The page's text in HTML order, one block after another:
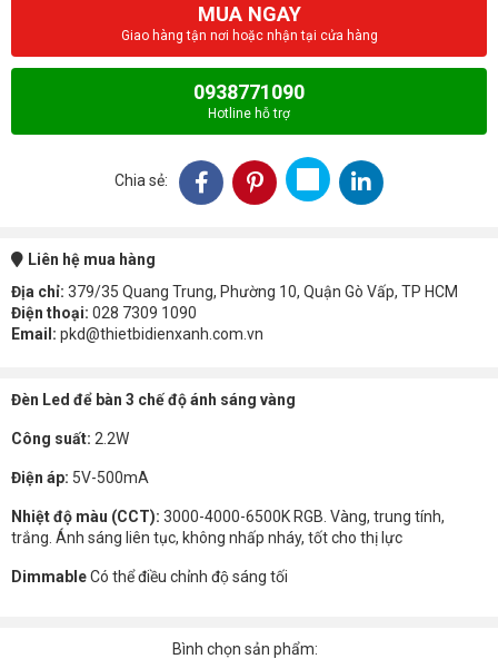
MUA NGAY
Giao hàng tận nơi hoặc nhận tại cửa hàng
0938771090
Hotline hỗ trợ
Chia sẻ:
Liên hệ mua hàng
Địa chỉ: 379/35 Quang Trung, Phường 10, Quận Gò Vấp, TP HCM
Điện thoại: 028 7309 1090
Email: pkd@thietbidienxanh.com.vn
Đèn Led để bàn 3 chế độ ánh sáng vàng
Công suất: 2.2W
Điện áp: 5V-500mA
Nhiệt độ màu (CCT): 3000-4000-6500K RGB. Vàng, trung tính,
trắng. Ánh sáng liên tục, không nhấp nháy, tốt cho thị lực
DimmableCó thể điều chỉnh độ sáng tối
Bình chọn sản phẩm: